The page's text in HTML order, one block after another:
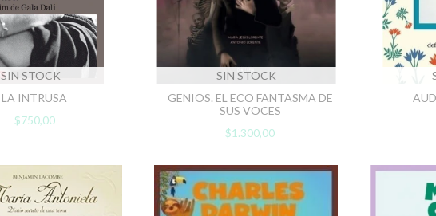
SIN STOCK
LA INTRUSA
$750,00
SIN STOCK
GENIOS. EL ECO FANTASMA DE
SUS VOCES
$1.300,00